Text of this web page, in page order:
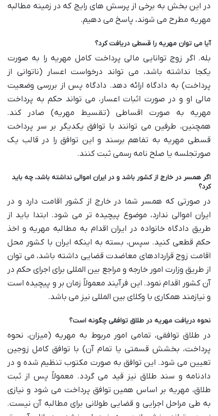
در این بخش به برخی از پرسش های رایج که در زمینه مطالبه
مهریه مطرح می شوند، پاسخ می دهیم.
آیا می توان مهریه را قسطی دریافت کرد؟
بله. اگر زوج توانایی مالی پرداخت کامل مهریه را به صورت
یکجا نداشته باشد، می تواند درخواست اعسار (ناتوانی از
پرداخت) به دادگاه ارائه دهد. دادگاه پس از بررسی وضعیت
مالی او و در صورت اثبات اعسار، می تواند حکم به پرداخت
مهریه به صورت اقساطی (تقسیط مهریه) صادر کند.
همچنین، طرفین می توانند با توافق یکدیگر بر سر پرداخت
قسطی مهریه به تفاهم برسند و این توافق را در قالب یک
صورتجلسه یا صلح نامه رسمی ثبت کنند.
اگر همسر در خارج از کشور باشد و در ایران اموالی نداشته باشد، چه باید
کرد؟
در صورتی که همسر شما در خارج از کشور اقامت دارد و در
ایران اموالی ندارد، موضوع پیچیده تر می شود. ابتدا باید از
طریق دادگاه خانواده در ایران اقدام به مطالبه مهریه و اخذ
حکم قطعی کنید. سپس، بسته به اینکه ایران با کشور محل
اقامت زوج قراردادهای معاضدت قضایی داشته باشد، می توان
از طریق وزارت امور خارجه و مراجع بین المللی برای اجرای حکم در
آن کشور اقدام نمود. این فرآیند معمولاً زمان بر و پیچیده است
و نیازمند همکاری با وکلای بین المللی نیز می باشد.
نحوه دریافت مهریه در طلاق توافقی چگونه است؟
در طلاق توافقی، تمامی امور مربوط به مهریه (میزان، نحوه
پرداخت، بخشش قسمتی یا تمام آن) با توافق کامل زوجین
تعیین می شود. این توافق به صورت مکتوب تنظیم شده و در
دادنامه و سند طلاق نیز قید می گردد. معمولاً پس از ثبت
طلاق، مهریه بر اساس همین توافق پرداخت می شود و نیازی
به طی مراحل اجرایی و قضایی طولانی برای مطالبه آن نیست.